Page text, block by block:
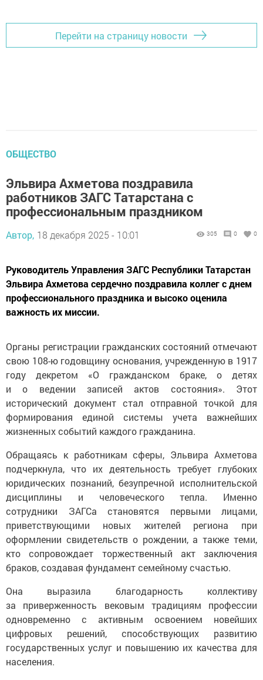
Перейти на страницу новости
ОБЩЕСТВО
Эльвира Ахметова поздравила
работников ЗАГС Татарстана с
профессиональным праздником
Автор, 18 декабря 2025 - 10:01 305 0 0
Руководитель Управления ЗАГС Республики Татарстан
Эльвира Ахметова сердечно поздравила коллег с днем
профессионального праздника и высоко оценила
важность их миссии.
Органы регистрации гражданских состояний отмечают
свою 108-ю годовщину основания, учрежденную в 1917
году декретом «О гражданском браке, о детях
и о ведении записей актов состояния». Этот
исторический документ стал отправной точкой для
формирования единой системы учета важнейших
жизненных событий каждого гражданина.
Обращаясь к работникам сферы, Эльвира Ахметова
подчеркнула, что их деятельность требует глубоких
юридических познаний, безупречной исполнительской
дисциплины и человеческого тепла. Именно
сотрудники ЗАГСа становятся первыми лицами,
приветствующими новых жителей региона при
оформлении свидетельств о рождении, а также теми,
кто сопровождает торжественный акт заключения
браков, создавая фундамент семейному счастью.
Она выразила благодарность коллективу
за приверженность вековым традициям профессии
одновременно с активным освоением новейших
цифровых решений, способствующих развитию
государственных услуг и повышению их качества для
населения.